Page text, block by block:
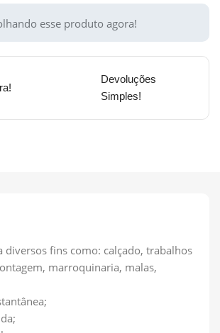
esse produto agora!
Devoluções
Simples!
diversos fins como: calçado, trabalhos
marroquinaria, malas,